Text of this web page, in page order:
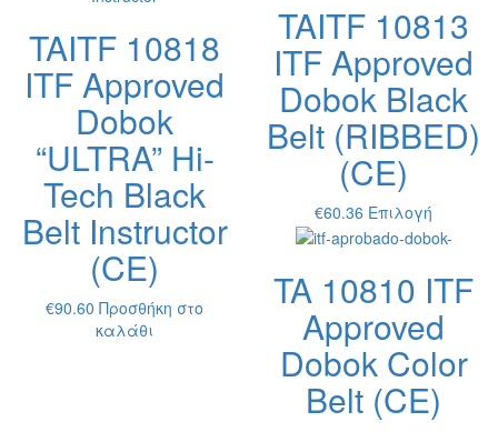
επιλογές
μπορούν
να
σελίδα
του
προϊόντος
Οι
μπορούν
να
TAITF 10818
ITF Approved
Dobok
“ULTRA” Hi-
Tech Black
Belt Instructor
(CE)
€90.60 Προσθήκη στο
καλάθι
TAITF 10813
ITF Approved
Dobok Black
Belt (RIBBED)
(CE)
€60.36 Επιλογή
το
έχει
Οι
μπορούν
να
TA 10810 ITF
Approved
Dobok Color
Belt (CE)